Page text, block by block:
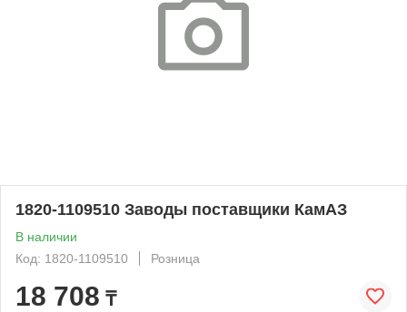
1820-1109510 Заводы поставщики КамАЗ
В наличии
Код: 1820-1109510
Розница
18 708 ₸